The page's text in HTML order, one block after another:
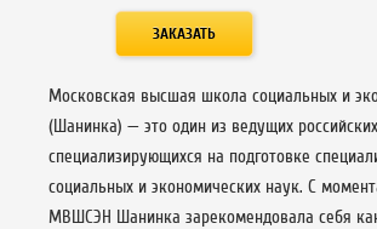
Московская высшая школа социальных и
(Шанинка) — это один из ведущих
специализирующихся на подготовке
социальных и экономических наук. С
МВШСЭН Шанинка зарекомендовала себя